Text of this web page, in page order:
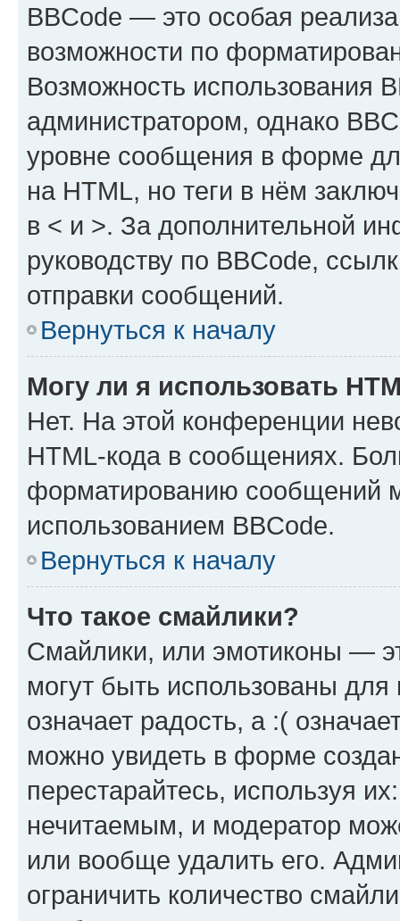
BBCode — это особая
возможности по
Возможность использования
администратором, однако
уровне сообщения в форме
на HTML, но теги в нём
в < и >. За дополнительной
руководству по BBCode,
отправки сообщений.
Вернуться к началу
Могу ли я использовать
Нет. На этой конференции
HTML-кода в сообщениях.
форматированию сообщений
использованием BBCode.
Вернуться к началу
Что такое смайлики?
Смайлики, или эмотиконы —
могут быть использованы
означает радость, а :(
можно увидеть в форме
перестарайтесь, используя
нечитаемым, и модератор
или вообще удалить его.
ограничить количество